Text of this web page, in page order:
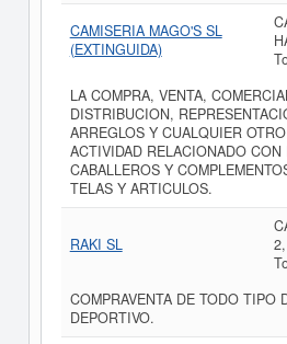
CAMISERIA MAGO'S SL
(EXTINGUIDA)
LA COMPRA, VENTA,
DISTRIBUCION,
ARREGLOS Y CUALQUIER
ACTIVIDAD RELACIONADO
CABALLEROS Y
TELAS Y ARTICULOS.
RAKI SL
COMPRAVENTA DE TODO TIPO
DEPORTIVO.